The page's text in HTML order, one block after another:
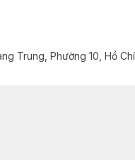
Trung, Phường 10, Hồ